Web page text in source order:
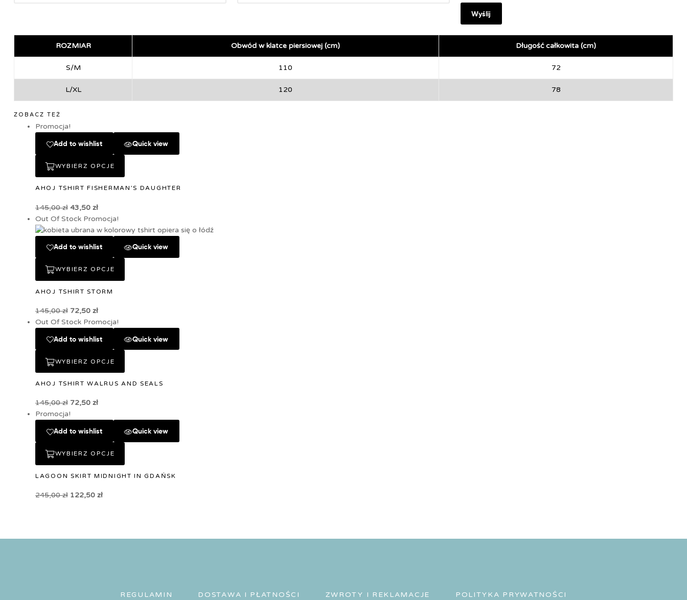
ROZMIAR Obwód w klatce piersiowej (cm) Długość całkowita (cm)
S/M 110 72
L/XL 120 78
ZOBACZ TEŻ
Promocja!
Add to wishlist Quick view
WYBIERZ OPCJE
AHOJ TSHIRT FISHERMAN’S DAUGHTER
145,00zł 43,50 zł
Out Of Stock Promocja!
Add to wishlist Quick view
WYBIERZ OPCJE
AHOJ TSHIRT STORM
145,00zł 72,50 zł
Out Of Stock Promocja!
Add to wishlist Quick view
WYBIERZ OPCJE
AHOJ TSHIRT WALRUS AND SEALS
145,00zł 72,50 zł
Promocja!
Add to wishlist Quick view
WYBIERZ OPCJE
LAGOON SKIRT MIDNIGHT IN GDAŃSK
245,00zł 122,50 zł
REGULAMIN DOSTAWA I PŁATNOŚCI ZWROTY I REKLAMACJE POLITYKA PRYWATNOŚCI